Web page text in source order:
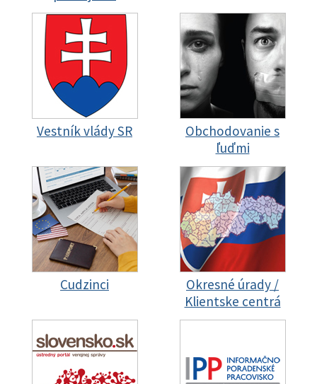
Vestník vlády SR
Obchodovanie s
ľuďmi
Cudzinci
Okresné úrady /
Klientske centrá